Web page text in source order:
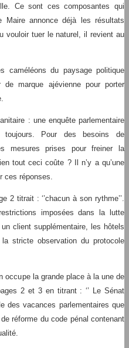
Ce sont ces composantes qui
Maire annonce déjà les résultats
vouloir tuer le naturel, il revient au
caméléons du paysage politique
marque ajévienne pour porter
: une enquête parlementaire
toujours. Pour des besoins de
mesures prises pour freiner la
tout ceci coûte ? Il n’y a qu’une
ces réponses.
2 titrait : ‘’chacun à son rythme’’.
imposées dans la lutte
client supplémentaire, les hôtels
stricte observation du protocole
occupe la grande place à la une de
2 et 3 en titrant : ‘’ Le Sénat
des vacances parlementaires que
réforme du code pénal contenant